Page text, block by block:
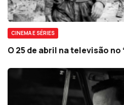
CINEMA E SÉRIES
O 25 de abril na televisão no